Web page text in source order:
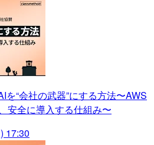
を“会社の武器”にする方法〜AWS
安全に導入する仕組み〜
17:30